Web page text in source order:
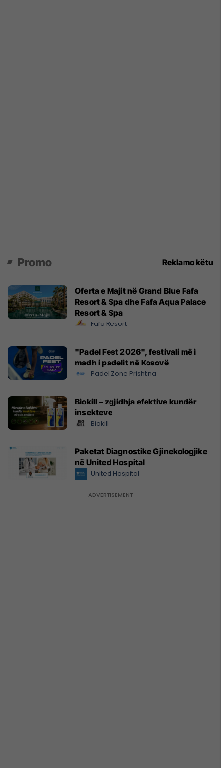
Promo Reklamo këtu
Oferta e Majit në Grand Blue Fafa
Resort & Spa dhe Fafa Aqua Palace
Resort & Spa
Fafa Resort
"Padel Fest 2026", festivali më i
madh i padelit në Kosovë
Padel Zone Prishtina
Biokill – zgjidhja efektive kundër
insekteve
Biokill
Paketat Diagnostike Gjinekologjike
në United Hospital
United Hospital